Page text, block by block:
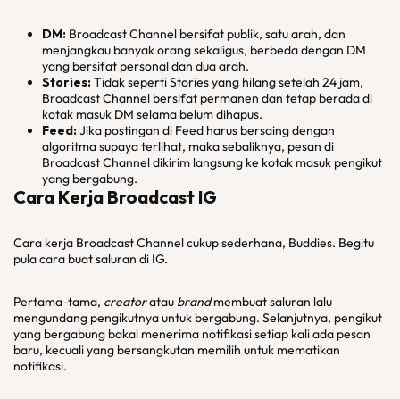
DM: Broadcast Channel bersifat publik, satu arah, dan
menjangkau banyak orang sekaligus, berbeda dengan DM
yang bersifat personal dan dua arah.
Stories:Tidak seperti Stories yang hilang setelah 24 jam,
Broadcast Channel bersifat permanen dan tetap berada di
kotak masuk DM selama belum dihapus.
Feed:Jika postingan di Feed harus bersaing dengan
algoritma supaya terlihat, maka sebaliknya, pesan di
Broadcast Channel dikirim langsung ke kotak masuk pengikut
yang bergabung.
Cara Kerja Broadcast IG
Cara kerja Broadcast Channel cukup sederhana, Buddies. Begitu
pula cara buat saluran di IG.
Pertama-tama, creatoratau brandmembuat saluran lalu
mengundang pengikutnya untuk bergabung. Selanjutnya, pengikut
yang bergabung bakal menerima notifikasi setiap kali ada pesan
baru, kecuali yang bersangkutan memilih untuk mematikan
notifikasi.